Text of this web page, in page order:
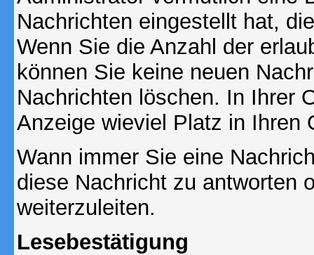
Nachrichten eingestellt hat,
Wenn Sie die Anzahl der
können Sie keine neuen
Nachrichten löschen. In Ihrer
Anzeige wieviel Platz in Ihren
Wann immer Sie eine
diese Nachricht zu antworten
weiterzuleiten.
Lesebestätigung